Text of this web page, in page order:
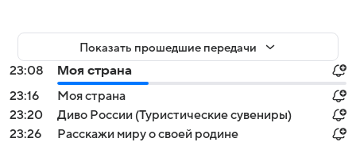
Показать прошедшие передачи
23:08
Моя страна
23:16
Моя страна
23:20
Диво России (Туристические сувениры)
23:26
Расскажи миру о своей родине